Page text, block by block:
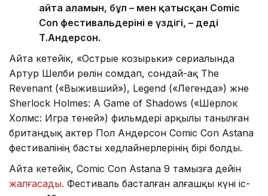
айта аламын, бұл – мен қатысқан Comic
Con фестивальдерінің ең үздігі, – деді
Т.Андерсон.
Айта кетейік, «Острые козырьки» сериалында
Артур Шелби рөлін сомдап, сондай-ақ The
Revenant («Выживший»), Legend («Легенда») және
Sherlock Holmes: A Game of Shadows («Шерлок
Холмс: Игра теней») фильмдері арқылы танылған
британдық актер Пол Андерсон Comic Con Astana
фестивалінің басты хедлайнерлерінің бірі болды.
Айта кетейік, Comic Con Astana 9 тамызға дейін
жалғасады. Фестиваль басталған алғашқы күні іс-